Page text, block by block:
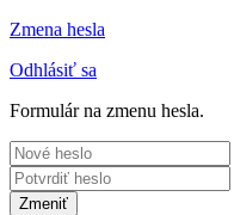
Zmena hesla
Odhlásiť sa
Formulár na zmenu hesla.
Zmeniť